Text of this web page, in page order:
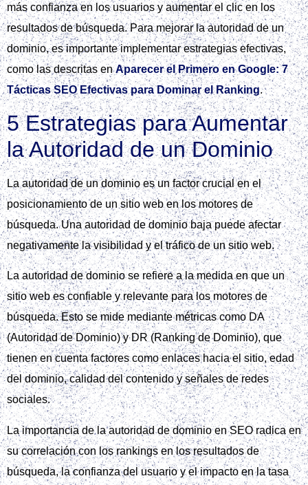
más confianza en los usuarios y aumentar el clic en los
resultados de búsqueda. Para mejorar la autoridad de un
dominio, es importante implementar estrategias efectivas,
como las descritas enAparecer el Primero en Google: 7
Tácticas SEO Efectivas para Dominar el Ranking.
5 Estrategias para Aumentar
la Autoridad de un Dominio
La autoridad de un dominio es un factor crucial en el
posicionamiento de un sitio web en los motores de
búsqueda. Una autoridad de dominio baja puede afectar
negativamente la visibilidad y el tráfico de un sitio web.
La autoridad de dominio se refiere a la medida en que un
sitio web es confiable y relevante para los motores de
búsqueda. Esto se mide mediante métricas como DA
(Autoridad de Dominio) y DR (Ranking de Dominio), que
tienen en cuenta factores como enlaces hacia el sitio, edad
del dominio, calidad del contenido y señales de redes
sociales.
La importancia de la autoridad de dominio en SEO radica en
su correlación con los rankings en los resultados de
búsqueda, la confianza del usuario y el impacto en la tasa